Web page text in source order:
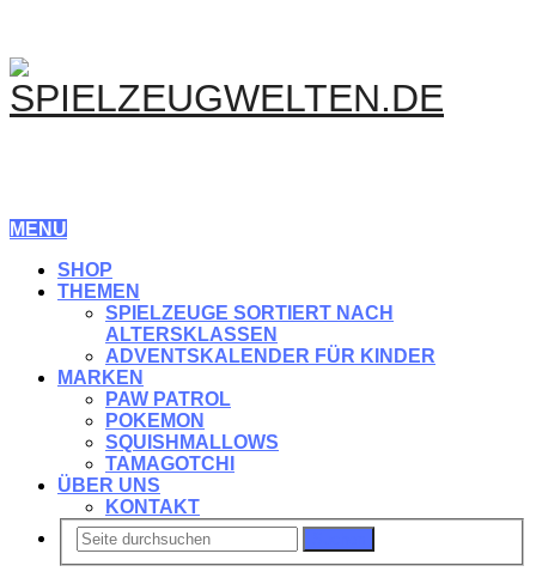
MENU
SHOP
THEMEN
SPIELZEUGE SORTIERT NACH
ALTERSKLASSEN
ADVENTSKALENDER FÜR KINDER
MARKEN
PAW PATROL
POKEMON
SQUISHMALLOWS
TAMAGOTCHI
ÜBER UNS
KONTAKT